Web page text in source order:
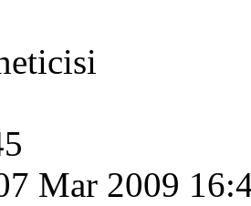
Mar 2009